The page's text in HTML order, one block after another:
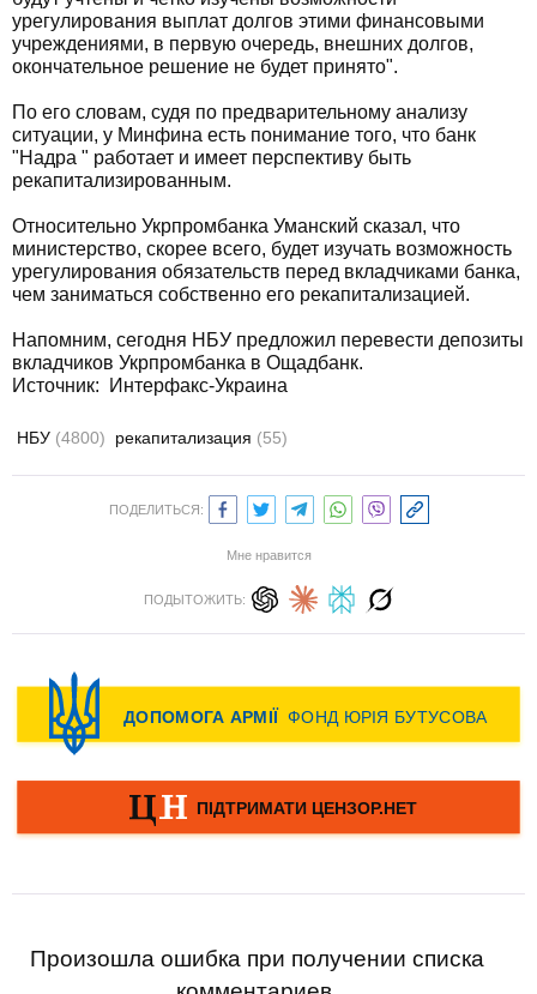
урегулирования выплат долгов этими финансовыми
учреждениями, в первую очередь, внешних долгов,
окончательное решение не будет принято".
По его словам, судя по предварительному анализу
ситуации, у Минфина есть понимание того, что банк
"Надра " работает и имеет перспективу быть
рекапитализированным.
Относительно Укрпромбанка Уманский сказал, что
министерство, скорее всего, будет изучать возможность
урегулирования обязательств перед вкладчиками банка,
чем заниматься собственно его рекапитализацией.
Напомним, сегодня НБУ предложил перевести депозиты
вкладчиков Укрпромбанка в Ощадбанк.
Источник: Интерфакс-Украина
НБУ (4800) рекапитализация (55)
ПОДЕЛИТЬСЯ:
Мне нравится
ПОДЫТОЖИТЬ:
Произошла ошибка при получении списка